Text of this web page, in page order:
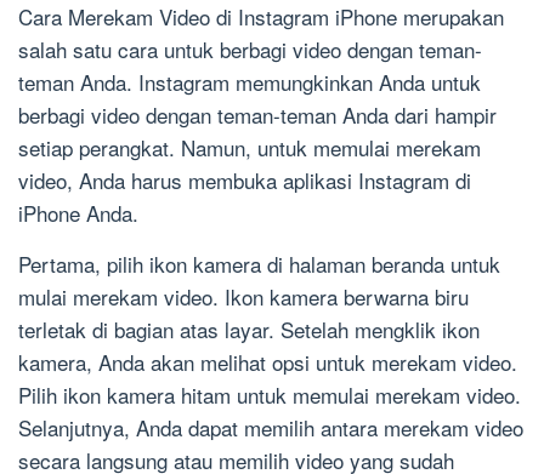
Cara Merekam Video di Instagram iPhone merupakan
salah satu cara untuk berbagi video dengan teman-
teman Anda. Instagram memungkinkan Anda untuk
berbagi video dengan teman-teman Anda dari hampir
setiap perangkat. Namun, untuk memulai merekam
video, Anda harus membuka aplikasi Instagram di
iPhone Anda.
Pertama, pilih ikon kamera di halaman beranda untuk
mulai merekam video. Ikon kamera berwarna biru
terletak di bagian atas layar. Setelah mengklik ikon
kamera, Anda akan melihat opsi untuk merekam video.
Pilih ikon kamera hitam untuk memulai merekam video.
Selanjutnya, Anda dapat memilih antara merekam video
secara langsung atau memilih video yang sudah